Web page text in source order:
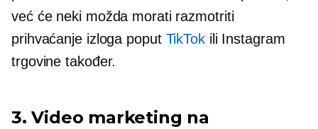
već će neki možda morati razmotriti
prihvaćanje izloga poput TikTokili Instagram
trgovine također.
3. Video marketing na